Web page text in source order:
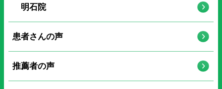
明石院
患者さんの声
推薦者の声